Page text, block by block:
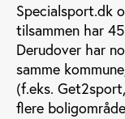
Specialsport.dk
tilsammen har
Derudover har
samme
(f.eks.
flere